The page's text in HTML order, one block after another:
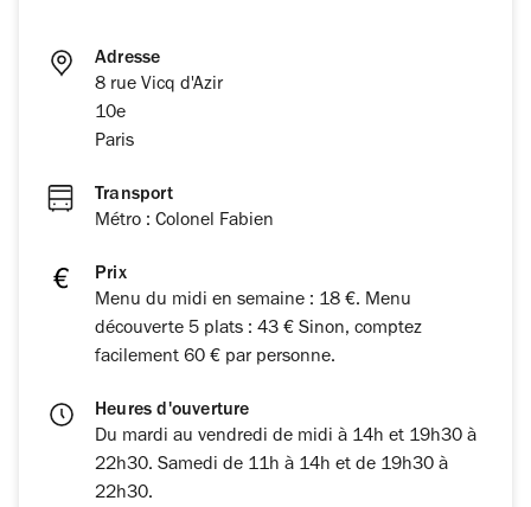
Adresse
8 rue Vicq d'Azir
10e
Paris
Transport
Métro : Colonel Fabien
Prix
Menu du midi en semaine : 18 €. Menu
découverte 5 plats : 43 € Sinon, comptez
facilement 60 € par personne.
Heures d'ouverture
Du mardi au vendredi de midi à 14h et 19h30 à
22h30. Samedi de 11h à 14h et de 19h30 à
22h30.